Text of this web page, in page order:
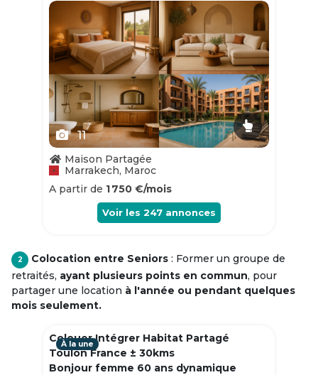
Slide 1 of 11
11
Maison Partagée
Marrakech, Maroc
A partir de 1 750 €/mois
Voir les 247 annonces
2 Colocation entre Seniors : Former un groupe de
retraités, ayant plusieurs points en commun, pour
partager une location à l'année ou pendant quelques
mois seulement.
Colouer Intégrer Habitat Partagé
Toulon France ± 30kms
Bonjour femme 60 ans dynamique
À la une